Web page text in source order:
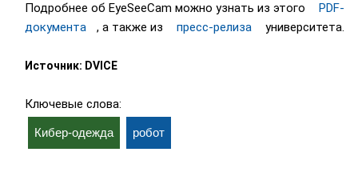
Подробнее об EyeSeeCam можно узнать из этого
PDF-
документа
, а также из пресс-релиза университета.
Источник: DVICE
Ключевые слова:
Кибер-одежда робот